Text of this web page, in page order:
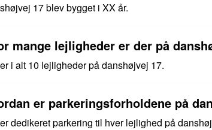
17 blev bygget i XX år.
mange lejligheder er der på
i alt 10 lejligheder på danshøjvej 17.
er parkeringsforholdene på
dedikeret parkering til hver lejlighed på